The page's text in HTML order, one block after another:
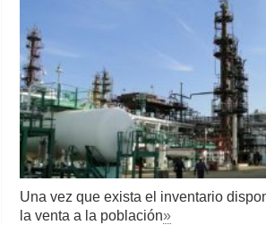
Una vez que exista el inventario
la venta a la población»